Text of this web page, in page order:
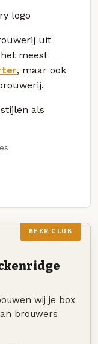
uit
meest
, maar ook
als
BEER CLUB
wij je box
brouwers